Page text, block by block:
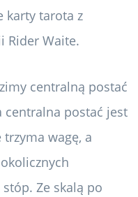
centralną postać
centralna postać jest
wagę, a
Ze skalą po